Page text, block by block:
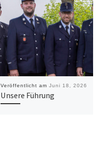
Veröffentlicht am Juni 18, 2026
Unsere Führung